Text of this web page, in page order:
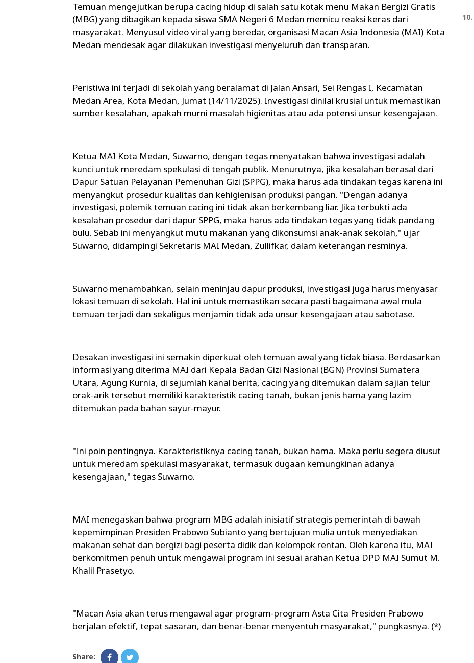
Temuan mengejutkan berupa cacing hidup di salah satu kotak menu Makan Bergizi Gratis
(MBG) yang dibagikan kepada siswa SMA Negeri 6 Medan memicu reaksi keras dari
masyarakat. Menyusul video viral yang beredar, organisasi Macan Asia Indonesia (MAI) Kota
Medan mendesak agar dilakukan investigasi menyeluruh dan transparan.
Peristiwa ini terjadi di sekolah yang beralamat di Jalan Ansari, Sei Rengas I, Kecamatan
Medan Area, Kota Medan, Jumat (14/11/2025). Investigasi dinilai krusial untuk memastikan
sumber kesalahan, apakah murni masalah higienitas atau ada potensi unsur kesengajaan.
​Ketua MAI Kota Medan, Suwarno, dengan tegas menyatakan bahwa investigasi adalah
kunci untuk meredam spekulasi di tengah publik. Menurutnya, jika kesalahan berasal dari
Dapur Satuan Pelayanan Pemenuhan Gizi (SPPG), maka harus ada tindakan tegas karena ini
menyangkut prosedur kualitas dan kehigienisan produksi pangan. ​"Dengan adanya
investigasi, polemik temuan cacing ini tidak akan berkembang liar. Jika terbukti ada
kesalahan prosedur dari dapur SPPG, maka harus ada tindakan tegas yang tidak pandang
bulu. Sebab ini menyangkut mutu makanan yang dikonsumsi anak-anak sekolah," ujar
Suwarno, didampingi Sekretaris MAI Medan, Zullifkar, dalam keterangan resminya.
​Suwarno menambahkan, selain meninjau dapur produksi, investigasi juga harus menyasar
lokasi temuan di sekolah. Hal ini untuk memastikan secara pasti bagaimana awal mula
temuan terjadi dan sekaligus menjamin tidak ada unsur kesengajaan atau sabotase.
​Desakan investigasi ini semakin diperkuat oleh temuan awal yang tidak biasa. Berdasarkan
informasi yang diterima MAI dari Kepala Badan Gizi Nasional (BGN) Provinsi Sumatera
Utara, Agung Kurnia, di sejumlah kanal berita, cacing yang ditemukan dalam sajian telur
orak-arik tersebut memiliki karakteristik cacing tanah, bukan jenis hama yang lazim
ditemukan pada bahan sayur-mayur.
​"Ini poin pentingnya. Karakteristiknya cacing tanah, bukan hama. Maka perlu segera diusut
untuk meredam spekulasi masyarakat, termasuk dugaan kemungkinan adanya
kesengajaan," tegas Suwarno.
​MAI menegaskan bahwa program MBG adalah inisiatif strategis pemerintah di bawah
kepemimpinan Presiden Prabowo Subianto yang bertujuan mulia untuk menyediakan
makanan sehat dan bergizi bagi peserta didik dan kelompok rentan. Oleh karena itu, MAI
berkomitmen penuh untuk mengawal program ini sesuai arahan Ketua DPD MAI Sumut M.
Khalil Prasetyo.
"Macan Asia akan terus mengawal agar program-program Asta Cita Presiden Prabowo
berjalan efektif, tepat sasaran, dan benar-benar menyentuh masyarakat," pungkasnya. (*)
Share: